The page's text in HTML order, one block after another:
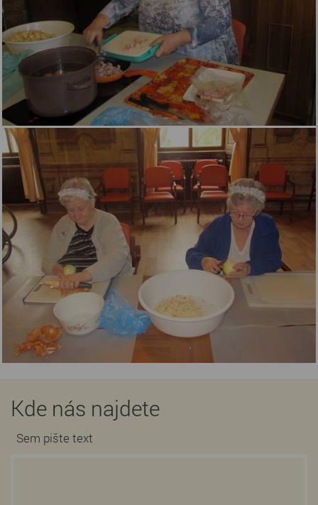
Kde nás najdete
Sem pište text